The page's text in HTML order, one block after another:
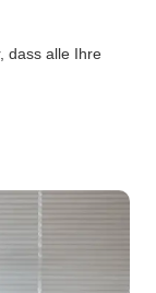
dass alle Ihre